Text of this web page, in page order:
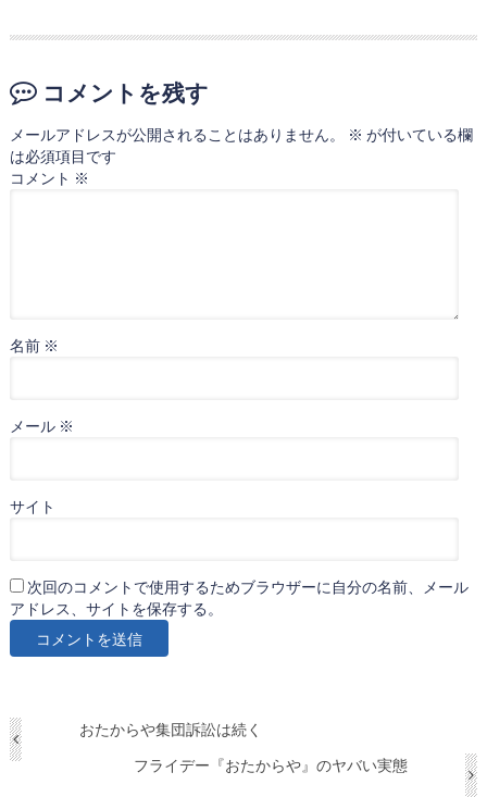
コメントを残す
メールアドレスが公開されることはありません。 ※ が付いている欄
は必須項目です
コメント ※
名前 ※
メール ※
サイト
次回のコメントで使用するためブラウザーに自分の名前、メール
アドレス、サイトを保存する。
おたからや集団訴訟は続く
フライデー『おたからや』のヤバい実態